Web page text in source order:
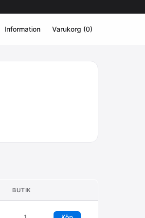
Information Varukorg (0)
BUTIK